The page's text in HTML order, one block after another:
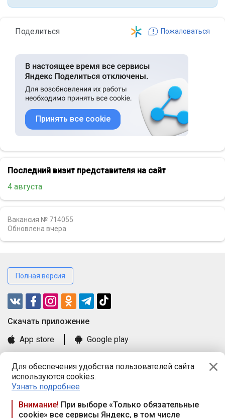
Для обеспечения удобства пользователей сайта
используются cookies.
Узнать подробнее
Внимание! При выборе «Только обязательные
cookie» все сервисы Яндекс, в том числе
Поделиться Пожаловаться
Принять все cookie
Последний визит представителя на сайт
4 августа
Вакансия № 714055
Обновлена вчера
Полная версия
Cкачать приложение
App store
Google play
Книга замечаний и предложений
Правила и документы
Praca.by © 2000—2026, ООО «ПРАЦА БАЙ»
Республика Беларусь, 220114, г. Минск, пр-т Независимости